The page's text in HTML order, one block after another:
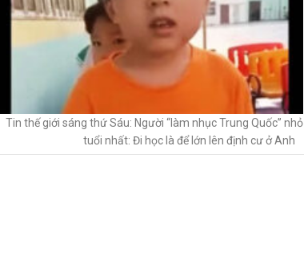
Tin thế giới sáng thứ Sáu: Người “làm nhục Trung Quốc” nhỏ
tuổi nhất: Đi học là để lớn lên định cư ở Anh